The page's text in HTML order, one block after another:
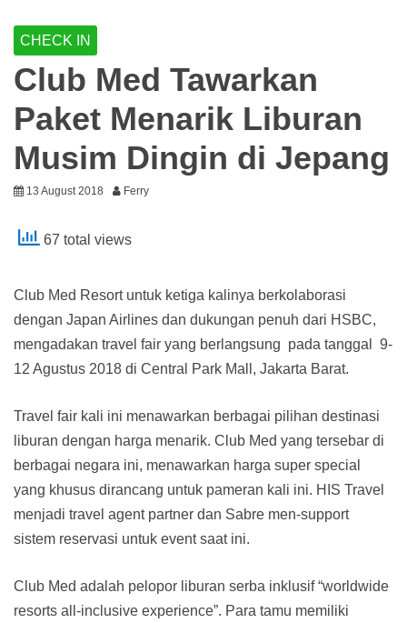
CHECK IN
Club Med Tawarkan
Paket Menarik Liburan
Musim Dingin di Jepang
13 August 2018 Ferry
67 total views
Club Med Resort untuk ketiga kalinya berkolaborasi
dengan Japan Airlines dan dukungan penuh dari HSBC,
mengadakan travel fair yang berlangsung pada tanggal 9-
12 Agustus 2018 di Central Park Mall, Jakarta Barat.
Travel fair kali ini menawarkan berbagai pilihan destinasi
liburan dengan harga menarik. Club Med yang tersebar di
berbagai negara ini, menawarkan harga super special
yang khusus dirancang untuk pameran kali ini. HIS Travel
menjadi travel agent partner dan Sabre men-support
sistem reservasi untuk event saat ini.
Club Med adalah pelopor liburan serba inklusif “worldwide
resorts all-inclusive experience”. Para tamu memiliki